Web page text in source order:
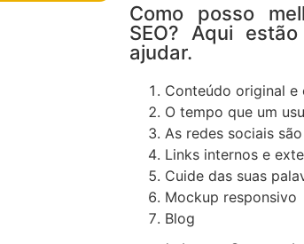
Como posso
SEO? Aqui
ajudar.
Conteúdo original e
O tempo que um
As redes sociais
Links internos e
Cuide das suas
Mockup responsivo
Blog